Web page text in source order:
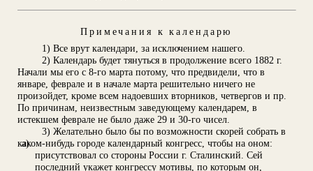
Примечания к календарю
1) Все врут календари, за исключением нашего.
2) Календарь будет тянуться в продолжение всего 1882 г.
Начали мы его с 8-го марта потому, что предвидели, что в
январе, феврале и в начале марта решительно ничего не
произойдет, кроме всем надоевших вторников, четвергов и пр.
По причинам, неизвестным заведующему календарем, в
истекшем феврале не было даже 29 и 30-го чисел.
3) Желательно было бы по возможности скорей собрать в
каком-нибудь городе календарный конгресс, чтобы на оном:
а)
присутствовал со стороны России г. Сталинский. Сей
последний укажет конгрессу мотивы, по которым он,